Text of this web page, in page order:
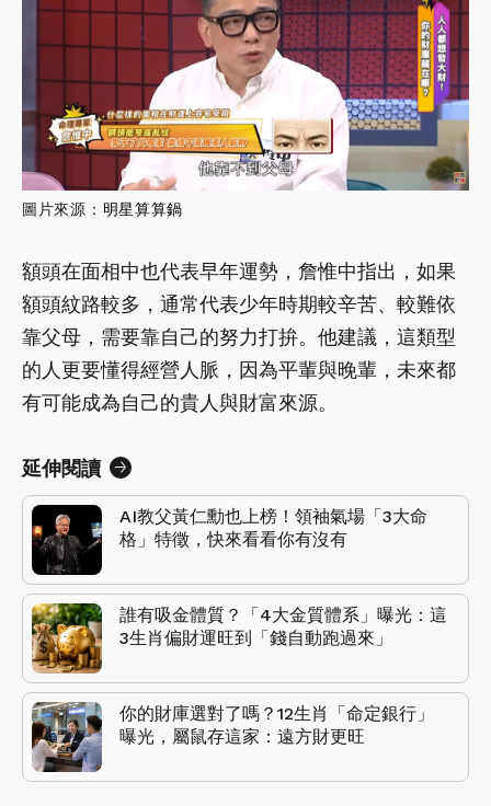
圖片來源： 明星算算鍋
額頭在面相中也代表早年運勢，詹惟中指出，如果
額頭紋路較多，通常代表少年時期較辛苦、較難依
靠父母，需要靠自己的努力打拚。他建議，這類型
的人更要懂得經營人脈，因為平輩與晚輩，未來都
有可能成為自己的貴人與財富來源。
延伸閱讀
AI教父黃仁勳也上榜！領袖氣場「3大命
格」特徵，快來看看你有沒有
誰有吸金體質？「4大金質體系」曝光：這
3生肖偏財運旺到「錢自動跑過來」
你的財庫選對了嗎？12生肖「命定銀行」
曝光，屬鼠存這家：遠方財更旺